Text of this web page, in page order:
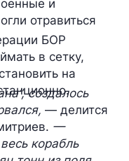
и
отравиться
БОР
в сетку,
на
создалось
— делится
—
корабль